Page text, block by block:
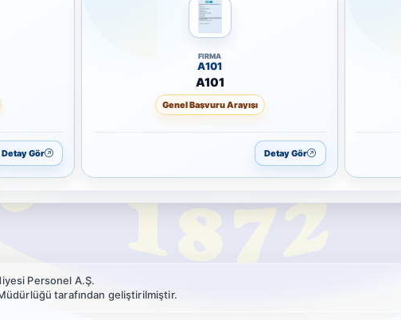
Gör
FIRMA
A101
A101
Genel Başvuru Arayışı
Detay Gör
Personel A.Ş.
tarafından geliştirilmiştir.